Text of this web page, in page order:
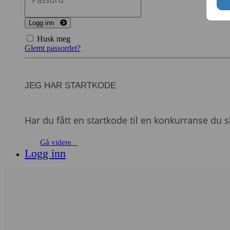
Logg inn
Husk meg
Glemt passordet?
JEG HAR STARTKODE
Har du fått en startkode til en konkurranse du
Gå videre
Logg inn